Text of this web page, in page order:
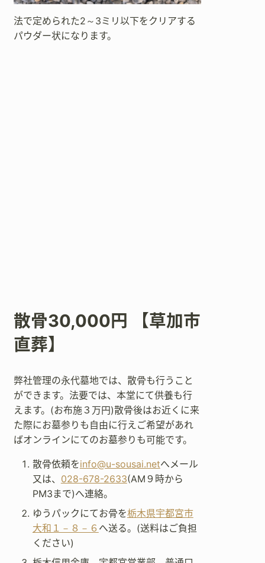
法で定められた2～3ミリ以下をクリアする
パウダー状になります。
散骨30,000円 【草加市
直葬】
弊社管理の永代墓地では、散骨も行うこと
ができます。法要では、本堂にて供養も行
えます。(お布施３万円)散骨後はお近くに来
た際にお墓参りも自由に行えご希望があれ
ばオンラインにてのお墓参りも可能です。
散骨依頼をinfo@u-sousai.netへメール
又は、 028-678-2633(AM９時から
PM3まで)へ連絡。
ゆうパックにてお骨を栃木県宇都宮市
大和１－８－６ へ送る。(送料はご負担
ください)